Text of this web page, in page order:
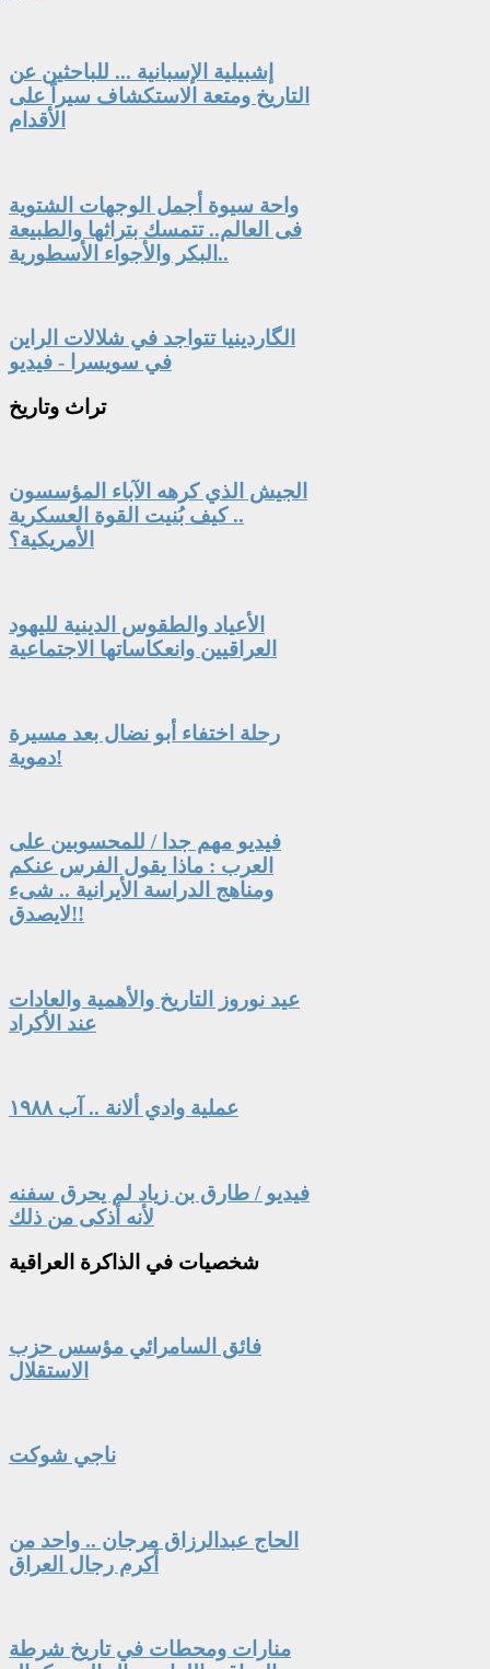
إشبيلية الإسبانية ... للباحثين عن
التاريخ ومتعة الاستكشاف سيراً على
الأقدام
واحة سيوة أجمل الوجهات الشتوية
فى العالم.. تتمسك بتراثها والطبيعة
البكر والأجواء الأسطورية..
الگاردينيا تتواجد في شلالات الراين
في سويسرا - فيديو
تراث وتاريخ
الجيش الذي كرهه الآباء المؤسسون
.. كيف بُنيت القوة العسكرية
الأمريكية؟
الأعياد والطقوس الدينية لليهود
العراقيين وانعكاساتها الاجتماعية
رحلة اختفاء أبو نضال بعد مسيرة
دموية!
فيديو مهم جدا / للمحسوبين على
العرب : ماذا يقول الفرس عنكم
ومناهج الدراسة الأيرانية .. شىء
لايصدق!!
عيد نوروز التاريخ والأهمية والعادات
عند الأكراد
عملية وادي ألانة .. آب ١٩٨٨
فيديو / طارق بن زياد لم يحرق سفنه
لأنه أذكى من ذلك
شخصيات في الذاكرة العراقية
فائق السامرائي مؤسس حزب
الاستقلال
ناجي شوكت
الحاج عبدالرزاق مرجان .. واحد من
أكرم رجال العراق
منارات ومحطات في تاريخ شرطة